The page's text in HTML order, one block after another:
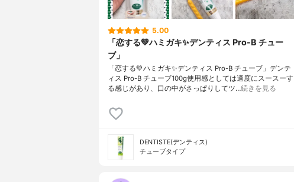
5.00
「恋する💚ハミガキ✨デンティス Pro-B チュー
ブ」
「恋する💚ハミガキ✨デンティス Pro-B チューブ」デンテ
ィス Pro-B チューブ100g使用感としては適度にスースーす
る感じがあり、口の中がさっぱりしてツ…続きを見る
DENTISTE(デンティス)
チューブタイプ